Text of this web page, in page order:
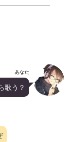
あなた
歌う？